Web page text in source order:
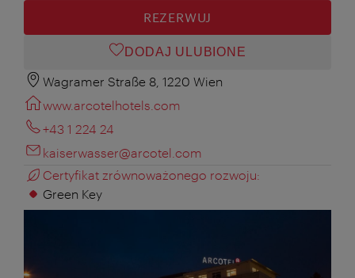
REZERWUJ
DODAJ ULUBIONE
Wagramer Straße 8, 1220 Wien
www.arcotelhotels.com
+43 1 224 24
kaiserwasser@arcotel.com
Certyfikat zrównoważonego rozwoju:
Green Key